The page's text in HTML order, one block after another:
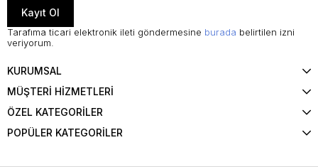
Kayıt Ol
Tarafıma ticari elektronik ileti göndermesine burada belirtilen izni
veriyorum.
KURUMSAL
MÜŞTERİ HİZMETLERİ
ÖZEL KATEGORİLER
POPÜLER KATEGORİLER